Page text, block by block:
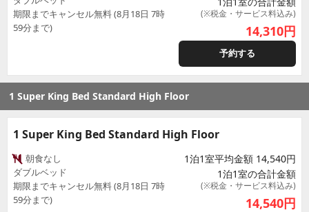
期限までキャンセル無料 (8月18日 7時
59分まで)
(※税金・サービス料込み)
14,310円
予約する
1 Super King Bed Standard High Floor
1 Super King Bed Standard High Floor
朝食なし
ダブルベッド
期限までキャンセル無料 (8月18日 7時
59分まで)
1泊1室平均金額 14,540円
1泊1室の合計金額
(※税金・サービス料込み)
14,540円